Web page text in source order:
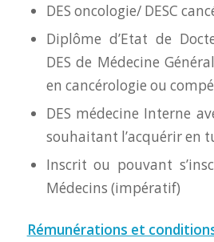
DES oncologie/ DESC
Diplôme d’Etat de
DES de Médecine
en cancérologie ou
DES médecine Interne
souhaitant l’acquérir en
Inscrit ou pouvant
Médecins (impératif)
Rémunérations et